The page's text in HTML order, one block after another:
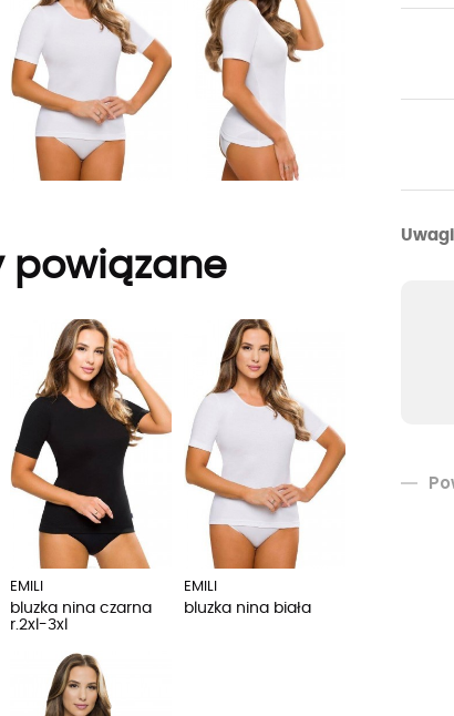
powiązane
EMILI
bluzka nina czarna
r.2xl-3xl
EMILI
bluzka nina biała